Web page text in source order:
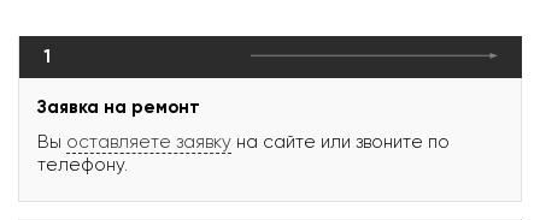
1
Заявка на ремонт
Вы оставляете заявку на сайте или звоните по
телефону.